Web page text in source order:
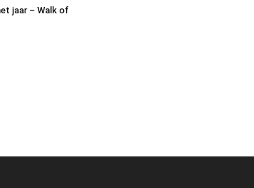
jaar – Walk of